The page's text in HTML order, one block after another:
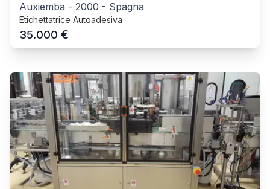
Auxiemba - 2000 - Spagna
Etichettatrice Autoadesiva
35.000 €